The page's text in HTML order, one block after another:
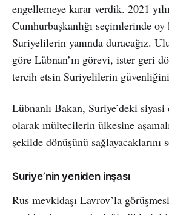
engellemeye karar verdik. 2021
Cumhurbaşkanlığı seçimlerinde
Suriyelilerin yanında duracağız.
göre Lübnan’ın görevi, ister geri
tercih etsin Suriyelilerin
Lübnanlı Bakan, Suriye’deki siyasi
olarak mültecilerin ülkesine
şekilde dönüşünü sağlayacaklarını
Suriye’nin yeniden inşası
Rus mevkidaşı Lavrov’la